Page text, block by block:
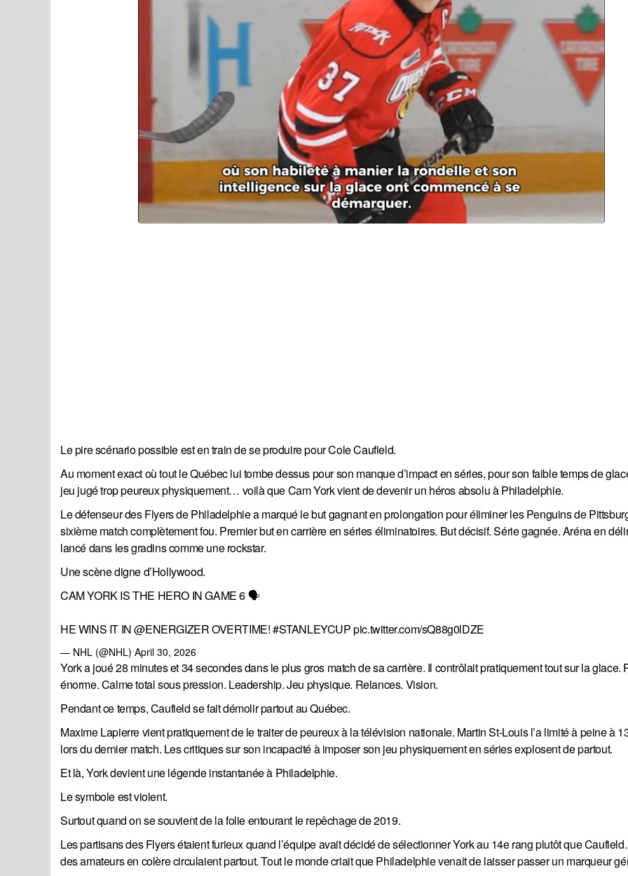
Le pire scénario possible est en train de se produire pour Cole Caufield.
Au moment exact où tout le Québec lui tombe dessus pour son manque d’impact en séries, pour son faible temps de
jeu jugé trop peureux physiquement… voilà que Cam York vient de devenir un héros absolu à Philadelphie.
Le défenseur des Flyers de Philadelphie a marqué le but gagnant en prolongation pour éliminer les Penguins de
sixième match complètement fou. Premier but en carrière en séries éliminatoires. But décisif. Série gagnée. Aréna en
lancé dans les gradins comme une rockstar.
Une scène digne d’Hollywood.
CAM YORK IS THE HERO IN GAME 6 🗣️
HE WINS IT IN@ENERGIZEROVERTIME!#STANLEYCUPpic.twitter.com/sQ88g0lDZE
— NHL (@NHL) April 30, 2026
York a joué 28 minutes et 34 secondes dans le plus gros match de sa carrière. Il contrôlait pratiquement tout sur la glace.
énorme. Calme total sous pression. Leadership. Jeu physique. Relances. Vision.
Pendant ce temps, Caufield se fait démolir partout au Québec.
Maxime Lapierre vient pratiquement de le traiter de peureux à la télévision nationale. Martin St-Louis l’a limité à peine à
lors du dernier match. Les critiques sur son incapacité à imposer son jeu physiquement en séries explosent de partout.
Et là, York devient une légende instantanée à Philadelphie.
Le symbole est violent.
Surtout quand on se souvient de la folie entourant le repêchage de 2019.
Les partisans des Flyers étaient furieux quand l’équipe avait décidé de sélectionner York au 14e rang plutôt que
des amateurs en colère circulaient partout. Tout le monde criait que Philadelphie venait de laisser passer un marqueur